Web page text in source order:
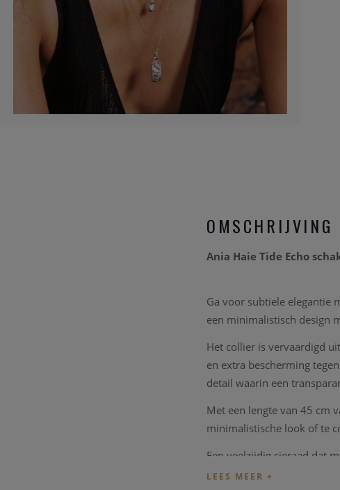
OMSCHRIJVING
Ania Haie Tide Echo
Ga voor subtiele elegantie
een minimalistisch design
Het collier is vervaardigd
en extra bescherming
detail waarin een
Met een lengte van 45 cm
minimalistische look of te
Een veelzijdig sieraad dat
Kenmerken :